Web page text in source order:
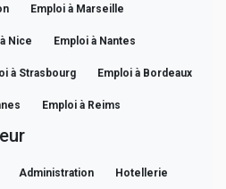
Emploi à Marseille
Nice Emploi à Nantes
à Strasbourg Emploi à Bordeaux
Emploi à Reims
Administration Hotellerie